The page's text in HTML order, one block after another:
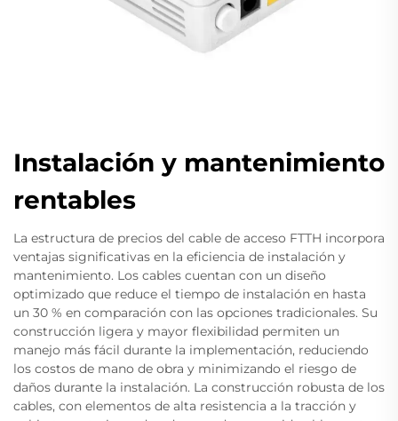
Instalación y mantenimiento
rentables
La estructura de precios del cable de acceso FTTH incorpora
ventajas significativas en la eficiencia de instalación y
mantenimiento. Los cables cuentan con un diseño
optimizado que reduce el tiempo de instalación en hasta
un 30 % en comparación con las opciones tradicionales. Su
construcción ligera y mayor flexibilidad permiten un
manejo más fácil durante la implementación, reduciendo
los costos de mano de obra y minimizando el riesgo de
daños durante la instalación. La construcción robusta de los
cables, con elementos de alta resistencia a la tracción y